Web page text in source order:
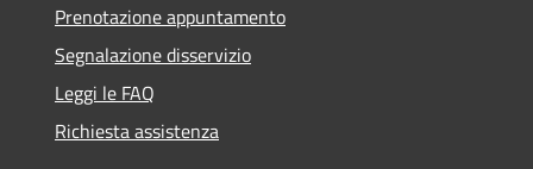
Prenotazione appuntamento
Segnalazione disservizio
Leggi le FAQ
Richiesta assistenza